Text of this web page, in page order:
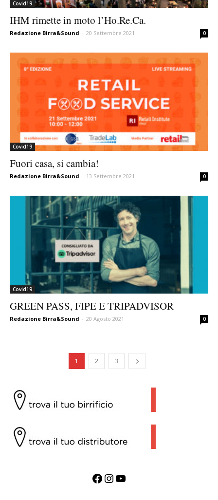
Covid19
IHM rimette in moto l’Ho.Re.Ca.
Redazione Birra&Sound - 20 Settembre 2021 0
Covid19
Fuori casa, si cambia!
Redazione Birra&Sound - 13 Settembre 2021 0
Covid19
GREEN PASS, FIPE E TRIPADVISOR
Redazione Birra&Sound - 20 Agosto 2021 0
1 2 3
Facebook InstagramYouTube